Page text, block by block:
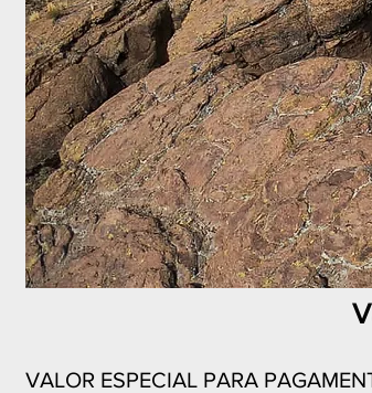
VALOR ESPECIAL PARA